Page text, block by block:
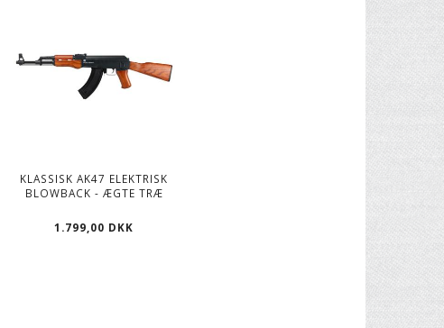
KLASSISK AK47 ELEKTRISK
BLOWBACK - ÆGTE TRÆ
1.799,00 DKK